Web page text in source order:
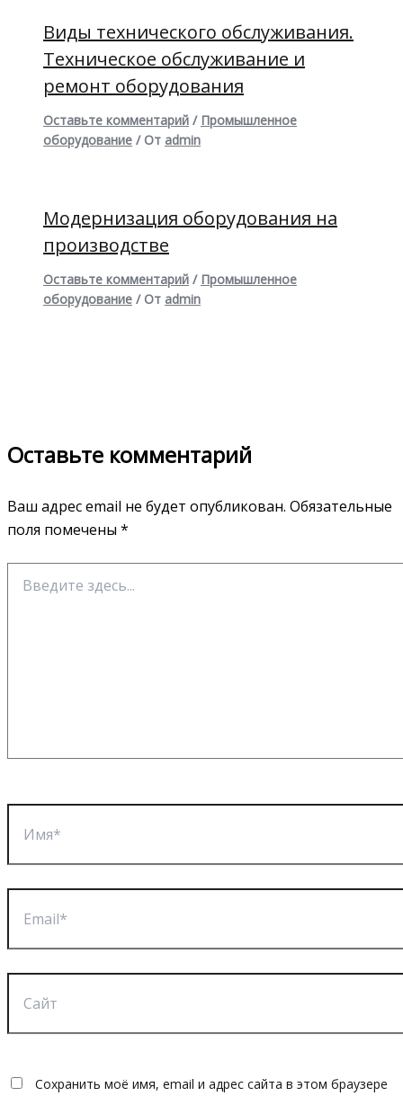
Виды технического обслуживания.
Техническое обслуживание и
ремонт оборудования
Оставьте комментарий / Промышленное
оборудование / От admin
Модернизация оборудования на
производстве
Оставьте комментарий / Промышленное
оборудование / От admin
Оставьте комментарий
Ваш адрес email не будет опубликован. Обязательные
поля помечены *
здесь...
Сохранить моё имя, email и адрес сайта в этом браузере